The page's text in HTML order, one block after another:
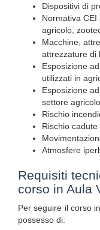
Dispositivi di
Normativa
agricolo,
Macchine,
attrezzature di
Esposizione
utilizzati in
Esposizione
settore
Rischio
Rischio cadute
Atmosfere
Requisiti
corso in Aula
Per seguire il corso
possesso di: